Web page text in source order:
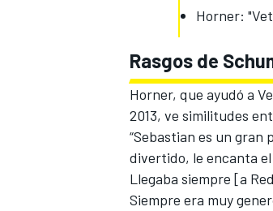
MÁS CATEGORÍAS
Horner:
Rasgos de
Horner, que ayudó a
2013, ve similitudes
“Sebastian es un gran
divertido, le encanta
Llegaba siempre [a
Siempre era muy